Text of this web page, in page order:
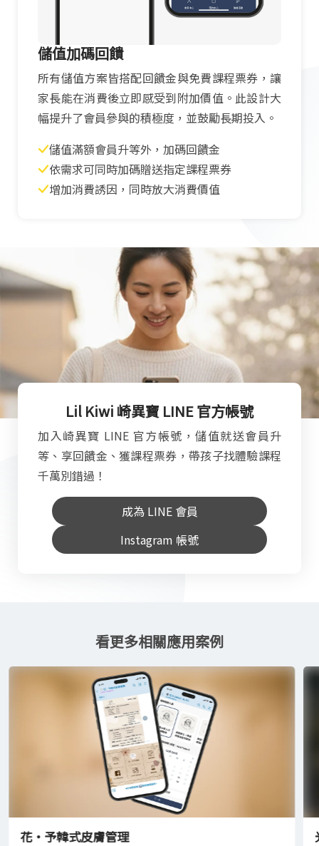
儲值加碼回饋
所有儲值方案皆搭配回饋金與免費課程票券，讓
家長能在消費後立即感受到附加價值。此設計大
幅提升了會員參與的積極度，並鼓勵長期投入。
儲值滿額會員升等外，加碼回饋金
依需求可同時加碼贈送指定課程票券
增加消費誘因，同時放大消費價值
Lil Kiwi 崎異寶 LINE 官方帳號
加入崎異寶 LINE 官方帳號，儲值就送會員升
等、享回饋金、獲課程票券，帶孩子找體驗課程
千萬別錯過！
成為 LINE 會員
Instagram 帳號
看更多相關應用案例
花・予韓式皮膚管理